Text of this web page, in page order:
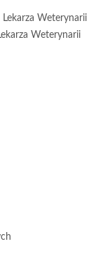
Lekarza Weterynarii
Weterynarii